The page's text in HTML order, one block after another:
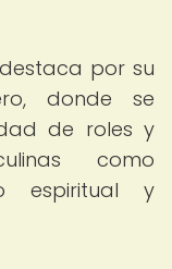
por su
donde se
de roles y
como
espiritual y